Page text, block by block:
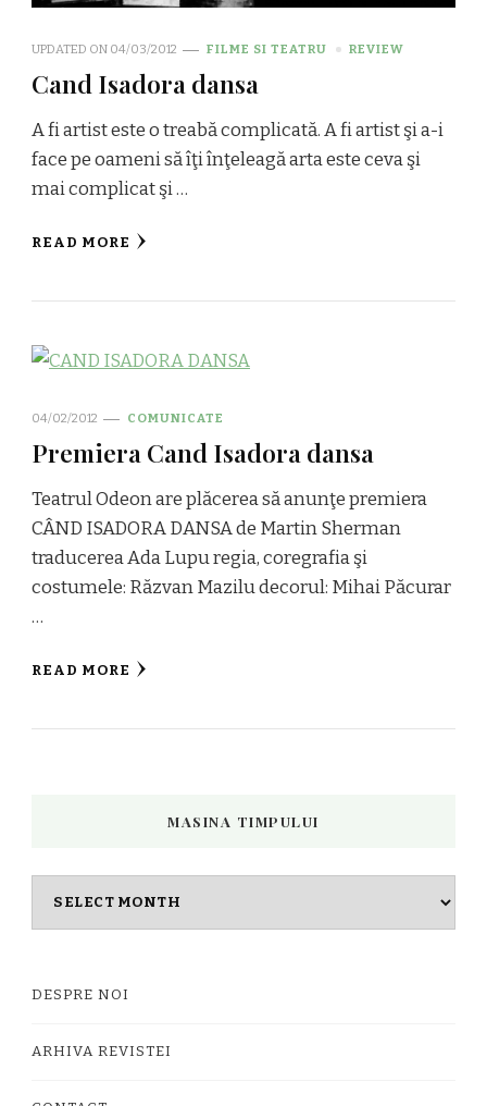
UPDATED ON 04/03/2012 FILME SI TEATRU REVIEW
Cand Isadora dansa
A fi artist este o treabă complicată. A fi artist şi a-i
face pe oameni să îţi înţeleagă arta este ceva şi
mai complicat şi …
READ MORE
04/02/2012 COMUNICATE
Premiera Cand Isadora dansa
Teatrul Odeon are plăcerea să anunţe premiera
CÂND ISADORA DANSA de Martin Sherman
traducerea Ada Lupu regia, coregrafia şi
costumele: Răzvan Mazilu decorul: Mihai Păcurar
…
READ MORE
MASINA TIMPULUI
DESPRE NOI
ARHIVA REVISTEI